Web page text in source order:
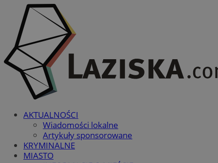
AKTUALNOŚCI
Wiadomości lokalne
Artykuły sponsorowane
KRYMINALNE
MIASTO